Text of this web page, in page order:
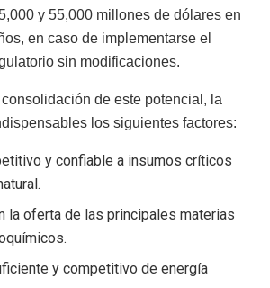
y 55,000 millones de dólares en
en caso de implementarse el
sin modificaciones.
de este potencial, la
los siguientes factores:
y confiable a insumos críticos
la oferta de las principales materias
y competitivo de energía